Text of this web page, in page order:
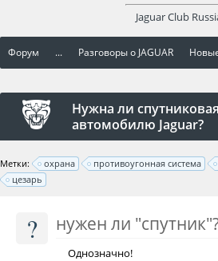
Форум ... Разговоры о JAGUAR
Нужна ли
автомобилю Jaguar?
Метки: охрана противоугонная система
цезарь
? нужен ли
Однозначно!
Jaguar Club